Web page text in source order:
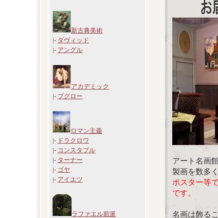
新古典美術
|- ダヴィッド
|- アングル
アカデミック
|- ブグロー
ロマン主義
|- ドラクロワ
|- コンスタブル
|- ターナー
|- ゴヤ
|- アイエツ
ラファエル前派
アート名画
製画を数多
ポスター等
です。
名画は飾る